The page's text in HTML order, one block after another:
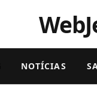
NOTÍCIAS